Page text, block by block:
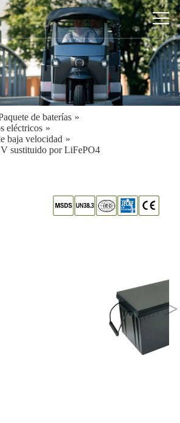
de baterías »
eléctricos »
baja velocidad »
sustituido por LiFePO4
>